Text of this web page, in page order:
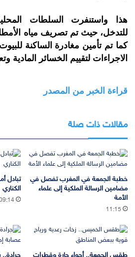
هذا واستنفرت السلطات
للتدخل، حيث تم تصريف مياه
كما تم تأمين مغادرة الساكنة
الاجراءات لتقييم الخسائر المادية
قراءة الخبر من المصدر
مقالات ذات صلة
خطبة الجمعة في المغرب تفصل في
مضامين الرسالة الملكية إلى علماء
الأمة
11:15
تبادل
الكناري
طقس الجمعة.. أجواء حارة وقطرات